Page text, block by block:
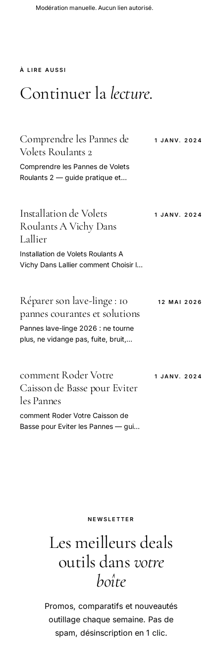
Modération manuelle. Aucun lien autorisé.
À LIRE AUSSI
Continuer la lecture.
Comprendre les Pannes de
Volets Roulants 2
Comprendre les Pannes de Volets
Roulants 2 — guide pratique et
1 JANV. 2024
Installation de Volets
Roulants A Vichy Dans
Lallier
Installation de Volets Roulants A
Vichy Dans Lallier comment Choisir le
question.
1 JANV. 2024
Réparer son lave-linge : 10
pannes courantes et solutions
Pannes lave-linge 2026 : ne tourne
plus, ne vidange pas, fuite, bruit,
12 MAI 2026
comment Roder Votre
Caisson de Basse pour Eviter
les Pannes
comment Roder Votre Caisson de
Basse pour Eviter les Pannes — guide
1 JANV. 2024
NEWSLETTER
Les meilleurs deals
outils dansvotre
boîte
Promos, comparatifs et nouveautés
outillage chaque semaine. Pas de
spam, désinscription en 1 clic.